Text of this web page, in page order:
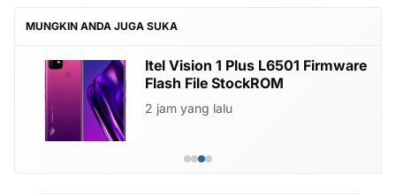
MUNGKIN ANDA JUGA SUKA
Itel Vision 1 Plus L6501 Firmware
Flash File StockROM
2 jam yang lalu